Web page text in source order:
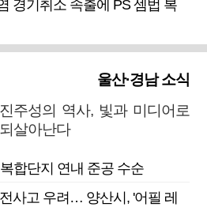
경기취소 속출에 PS 셈법 복
울산·경남 소식
진주성의 역사, 빛과 미디어로
되살아난다
합단지 연내 준공 수순
사고 우려… 양산시, '어필 레